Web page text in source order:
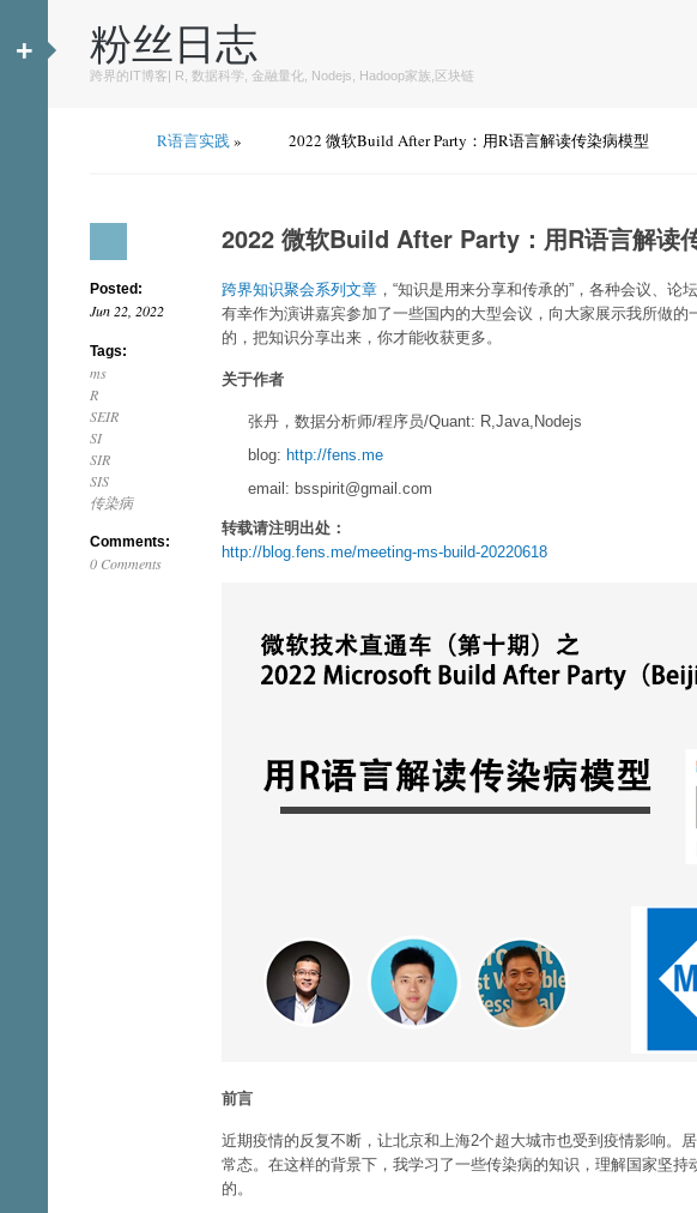
+ 粉丝日志
跨界的IT博客| R, 数据科学, 金融量化, Nodejs, Hadoop家族,区块链
R语言实践» 2022 微软Build After Party：用R语言解读传染病模型
Posted:
Jun 22, 2022
Tags:
ms
R
SEIR
SI
SIR
SIS
传染病
Comments:
0 Comments
2022 微软Build After Party：用R语言解读
跨界知识聚会系列文章 ，“知识是用来分享和传承的”，各种会议、
有幸作为演讲嘉宾参加了一些国内的大型会议，向大家展示我所做
的，把知识分享出来，你才能收获更多。
关于作者
张丹，数据分析师/程序员/Quant: R,Java,Nodejs
blog: http://fens.me
email: bsspirit@gmail.com
转载请注明出处：
http://blog.fens.me/meeting-ms-build-20220618
前言
近期疫情的反复不断，让北京和上海2个超大城市也受到疫情影响。
常态。在这样的背景下，我学习了一些传染病的知识，理解国家坚
的。